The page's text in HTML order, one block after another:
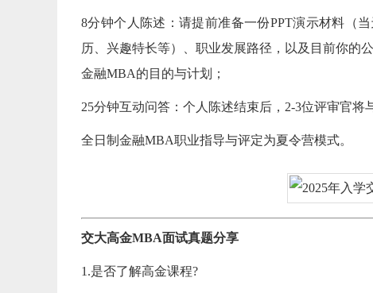
8分钟个人陈述：请提前准备一份PPT演示材料（
历、兴趣特长等）、职业发展路径，以及目前你的
金融MBA的目的与计划；
25分钟互动问答：个人陈述结束后，2-3位评审官将
全日制金融MBA职业指导与评定为夏令营模式。
交大高金MBA面试真题分享
1.是否了解高金课程?